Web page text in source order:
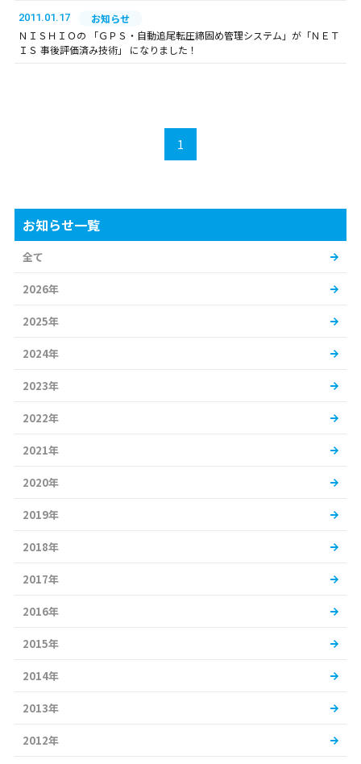
2011.01.17
お知らせ
ＮＩＳＨＩＯの 「ＧＰＳ・自動追尾転圧締固め管理システム」が「ＮＥＴ
ＩＳ 事後評価済み技術」 になりました！
1
お知らせ一覧
全て
2026年
2025年
2024年
2023年
2022年
2021年
2020年
2019年
2018年
2017年
2016年
2015年
2014年
2013年
2012年